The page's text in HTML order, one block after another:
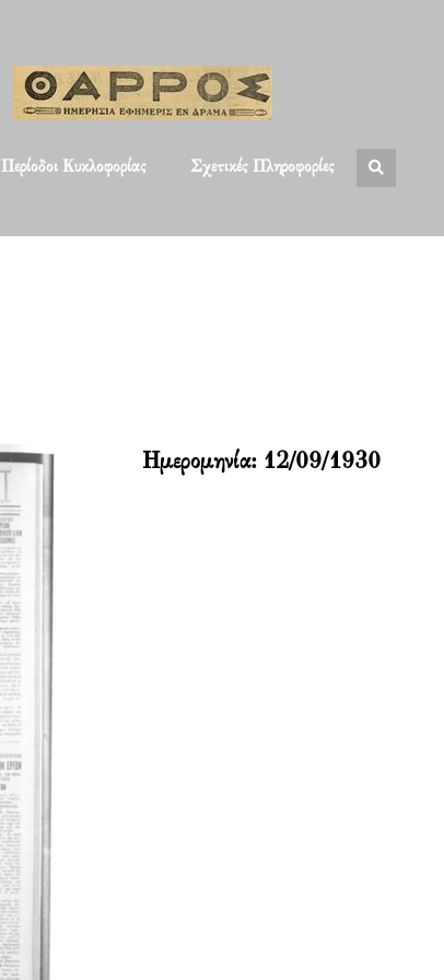
Περίοδοι Κυκλοφορίας Σχετικές Πληροφορίες
Ημερομηνία: 12/09/1930